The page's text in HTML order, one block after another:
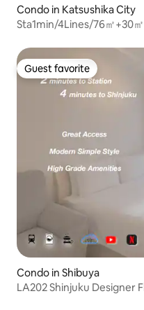
Condo in Katsushika City
Sta1min/4Lines/76㎡+30
Guest favorite
Guest favorite
Condo in Shibuya
LA202 Shinjuku Designer